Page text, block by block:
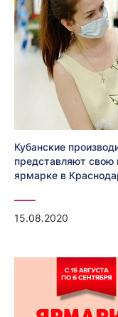
Кубанские
представляют свою
ярмарке в
15.08.2020